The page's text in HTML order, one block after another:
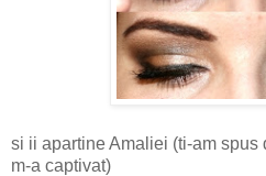
si ii apartine Amaliei (ti-am spus
m-a captivat)